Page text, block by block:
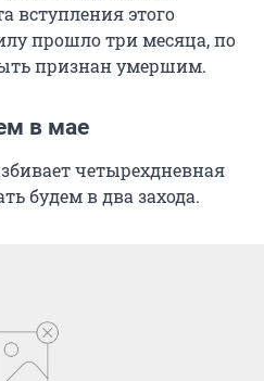
вступления этого
прошло три месяца, по
признан умершим.
в мае
четырехдневная
будем в два захода.